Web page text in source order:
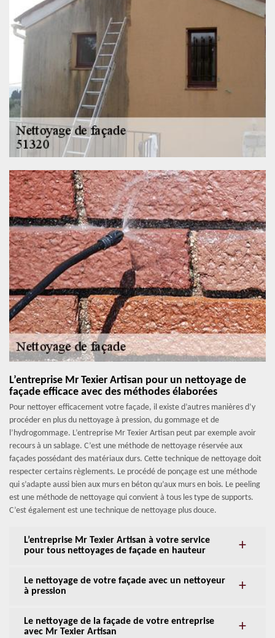
L’entreprise Mr Texier Artisan pour un nettoyage de
façade efficace avec des méthodes élaborées
Pour nettoyer efficacement votre façade, il existe d’autres manières d’y
procéder en plus du nettoyage à pression, du gommage et de
l’hydrogommage. L’entreprise Mr Texier Artisan peut par exemple avoir
recours à un sablage. C’est une méthode de nettoyage réservée aux
façades possédant des matériaux durs. Cette technique de nettoyage doit
respecter certains règlements. Le procédé de ponçage est une méthode
qui s’adapte aussi bien aux murs en béton qu’aux murs en bois. Le peeling
est une méthode de nettoyage qui convient à tous les type de supports.
C’est également est une technique de nettoyage plus douce.
L’entreprise Mr Texier Artisan à votre service
pour tous nettoyages de façade en hauteur
Le nettoyage de votre façade avec un nettoyeur
à pression
Le nettoyage de la façade de votre entreprise
avec Mr Texier Artisan